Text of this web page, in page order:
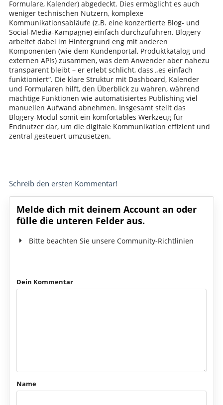
Formulare, Kalender) abgedeckt. Dies ermöglicht es auch
weniger technischen Nutzern, komplexe
Kommunikationsabläufe (z.B. eine konzertierte Blog- und
Social-Media-Kampagne) einfach durchzuführen. Blogery
arbeitet dabei im Hintergrund eng mit anderen
Komponenten (wie dem Kundenportal, Produktkatalog und
externen APIs) zusammen, was dem Anwender aber nahezu
transparent bleibt – er erlebt schlicht, dass „es einfach
funktioniert“. Die klare Struktur mit Dashboard, Kalender
und Formularen hilft, den Überblick zu wahren, während
mächtige Funktionen wie automatisiertes Publishing viel
manuellen Aufwand abnehmen. Insgesamt stellt das
Blogery-Modul somit ein komfortables Werkzeug für
Endnutzer dar, um die digitale Kommunikation effizient und
zentral gesteuert umzusetzen.
Schreib den ersten Kommentar!
Melde dich mit deinem Account an oder
fülle die unteren Felder aus.
Bitte beachten Sie unsere Community-Richtlinien
Dein Kommentar
Name